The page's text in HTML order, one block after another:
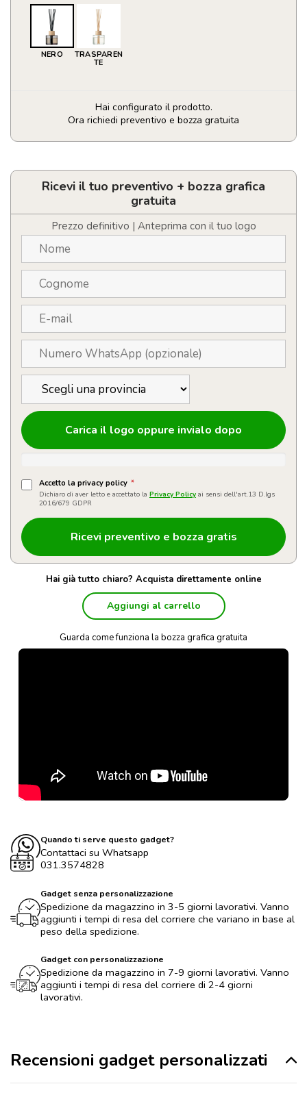
NERO
TRASPAREN
TE
Hai configurato il prodotto.
Ora richiedi preventivo e bozza gratuita
Diffusore
in
quantità
Ricevi il tuo preventivo + bozza grafica
gratuita
Prezzo definitivo | Anteprima con il tuo logo
Carica il logo oppure invialo dopo
Accetto la privacy policy *
Dichiaro di aver letto e accettato la Privacy Policy ai sensi dell'art.13 D.lgs
2016/679 GDPR
Hai già tutto chiaro? Acquista direttamente online
Aggiungi al carrello
Guarda come funziona la bozza grafica gratuita
Quando ti serve questo gadget?
Contattaci su Whatsapp
031.3574828
Gadget senza personalizzazione
Spedizione da magazzino in 3-5 giorni lavorativi. Vanno
aggiunti i tempi di resa del corriere che variano in base al
peso della spedizione.
Gadget con personalizzazione
Spedizione da magazzino in 7-9 giorni lavorativi. Vanno
aggiunti i tempi di resa del corriere di 2-4 giorni
lavorativi.
Recensioni gadget personalizzati